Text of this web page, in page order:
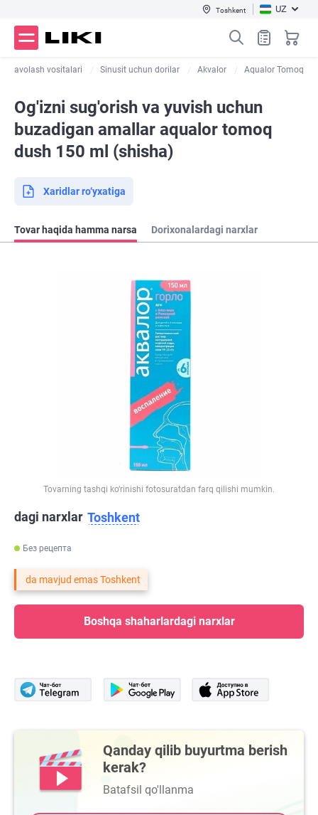
Toshkent UZ
davolash vositalari Sinusit uchun dorilar Akvalor Aqualor Tomoq
Og'izni sug'orish va yuvish uchun
buzadigan amallar aqualor tomoq
dush 150 ml (shisha)
Xaridlar ro‘yxatiga
Tovar haqida hamma narsa Dorixonalardagi narxlar
Tovarning tashqi ko‘rinishi fotosuratdan farq qilishi mumkin.
dagi narxlar Toshkent
Без рецепта
da mavjud emas Toshkent
Boshqa shaharlardagi narxlar
Qanday qilib buyurtma berish
kerak?
Batafsil qo'llanma